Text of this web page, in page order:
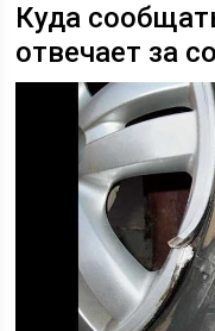
Куда
отвечает за